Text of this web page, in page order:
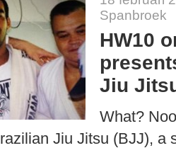
Spanbroek
HW10
Jiu
What?
Jiu Jitsu (BJJ), a